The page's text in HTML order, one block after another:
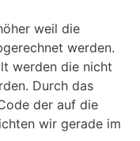
weil die
werden.
werden die nicht
Durch das
der auf die
wir gerade im